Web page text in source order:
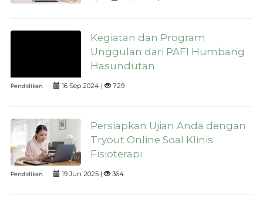
Kegiatan dan Program
Unggulan dari PAFI Humbang
Hasundutan
Pendidikan 16 Sep 2024 | 729
Persiapkan Ujian Anda dengan
Tryout Online Soal Klinis
Fisioterapi
Pendidikan 19 Jun 2025 | 364